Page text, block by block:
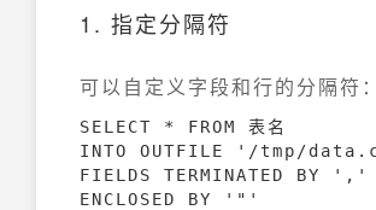
1. 指定分隔符
可以自定义字段和行的分隔符：
SELECT * FROM 表名
INTO OUTFILE '/tmp/
FIELDS TERMINATED BY ','
ENCLOSED BY '"'